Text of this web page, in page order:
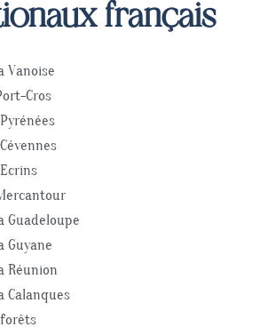
français
Vanoise
Cros
Guadeloupe
Guyane
Réunion
Calanques